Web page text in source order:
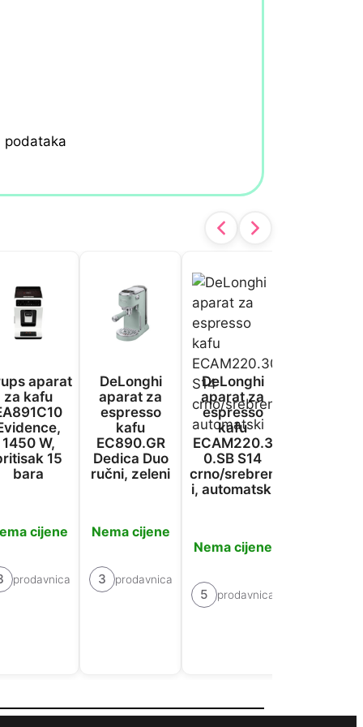
podataka
aparat
za kafu
1450 W,
15
bara
cijene
prodavnica
DeLonghi
aparat za
espresso
kafu
EC890.GR
Dedica Duo
ručni, zeleni
Nema cijene
3 prodavnica
DeLonghi
aparat za
espresso
kafu
ECAM220.3
0.SB S14
crno/srebren
i, automatski
Nema cijene
5 prodavnica